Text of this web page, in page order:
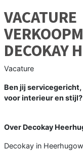
VACATURE
DECOKAY
Vacature
Ben jij
voor interieur en stijl?
Over Decokay
Decokay in